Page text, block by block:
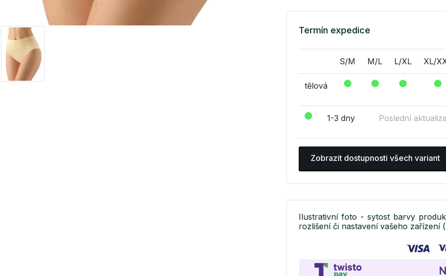
Termín expedice
S/M M/L L/XL XL/
tělová
1-3 dny Poslední
Zobrazit dostupnosti všech variant
Ilustrativní foto - sytost barvy
rozlišení či nastavení vašeho zařízení